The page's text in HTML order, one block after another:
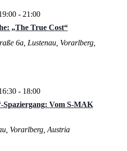
„The True Cost“
- 21:00
6a, Lustenau, Vorarlberg,
Spaziergang: Vom S‑MAK
- 18:00
Vorarlberg, Austria